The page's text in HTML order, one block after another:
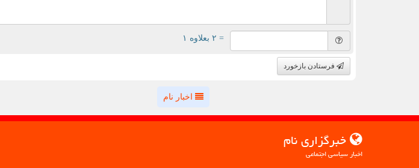
= ۲ بعلاوه ۱
فرستادن بازخورد
اخبار نام
خبرگزاری نام
اخبار سیاسی اجتماعی